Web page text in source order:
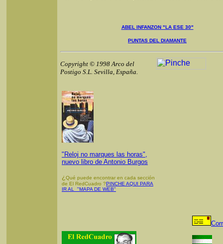
ABEL INFANZON "LA ESE 30"
PUNTAS DEL DIAMANTE
Copyright © 1998 Arco del
Postigo S.L. Sevilla, España.
"Reloj no marques las horas",
nuevo libro de Antonio Burgos
¿ Qué puede encontrar en cada sección
de El RedCuadro ?PINCHE AQUI PARA
IR AL "MAPA DE WEB"